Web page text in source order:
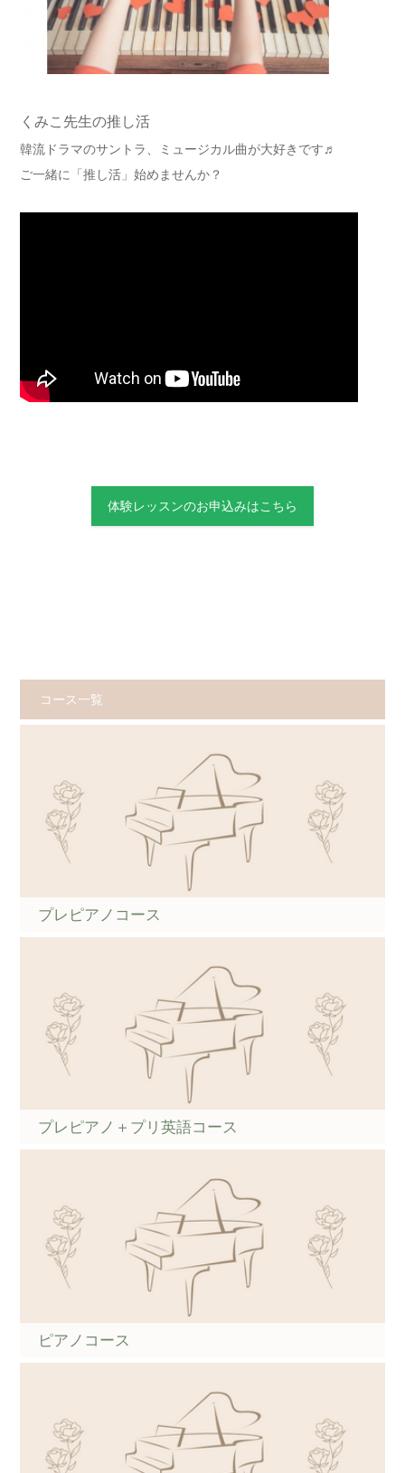
くみこ先生の推し活
韓流ドラマのサントラ、ミュージカル曲が大好きです♬
ご一緒に「推し活」始めませんか？
体験レッスンのお申込みはこちら
コース一覧
プレピアノコース
プレピアノ＋プリ英語コース
ピアノコース